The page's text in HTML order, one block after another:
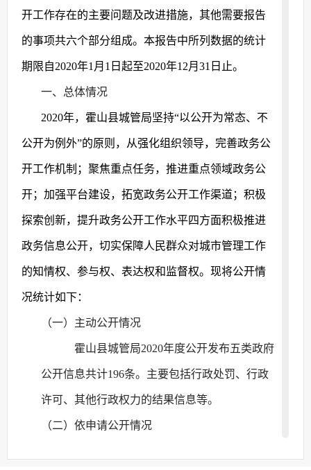
开工作存在的主要问题及改进措施，其他需要报告
的事项共六个部分组成。本报告中所列数据的统计
期限自2020年1月1日起至2020年12月31日止。
一、总体情况
2020年， 霍山县城管局坚持“以公开为常态、不
公开为例外”的原则，从强化组织领导，完善政务公
开工作机制；聚焦重点任务，推进重点领域政务公
开；加强平台建设，拓宽政务公开工作渠道；积极
探索创新，提升政务公开工作水平四方面积极推进
政务信息公开，切实保障人民群众对城市管理工作
的知情权、参与权、表达权和监督权。 现将公开情
况统计如下：
（一） 主动公开情况
霍山县城管局2020年度公开发布五类政府
公开信息共计196条。 主要包括行政处罚、行政
许可、其他行政权力的结果信息等。
（二） 依申请公开情况